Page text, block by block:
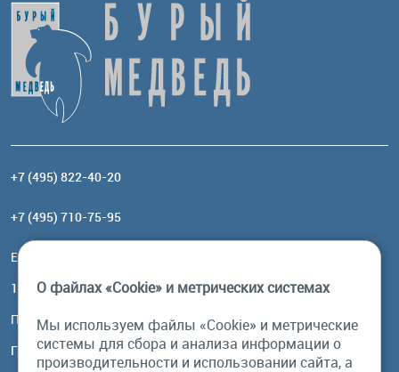
+7 (495) 822-40-20
+7 (495) 710-75-95
Email:
117485, Москва, ул. Профсоюзная, 84/32, корп 1
Посмотреть на карте
График работы
О файлах «Cookie» и метрических системах
Мы используем файлы «Cookie» и метрические
системы для сбора и анализа информации о
производительности и использовании сайта, а